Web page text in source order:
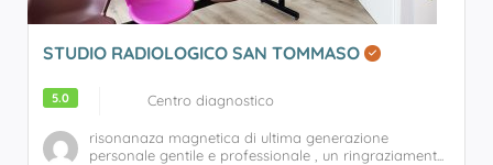
STUDIO RADIOLOGICO SAN TOMMASO
5.0 Centro diagnostico
risonanaza magnetica di ultima generazione
personale gentile e professionale , un ringraziament...